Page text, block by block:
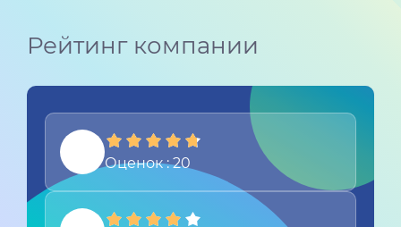
Рейтинг компании
Оценок : 20